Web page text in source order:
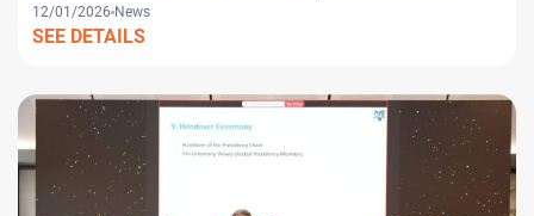
12/01/2026 News
SEE DETAILS